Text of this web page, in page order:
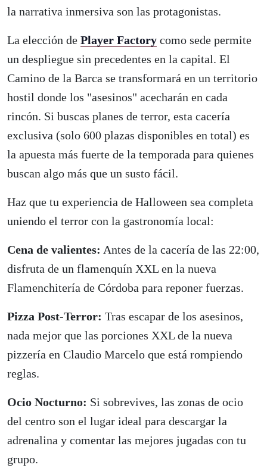
la narrativa inmersiva son las protagonistas.
La elección de Player Factory como sede permite
un despliegue sin precedentes en la capital. El
Camino de la Barca se transformará en un territorio
hostil donde los "asesinos" acecharán en cada
rincón. Si buscas planes de terror, esta cacería
exclusiva (solo 600 plazas disponibles en total) es
la apuesta más fuerte de la temporada para quienes
buscan algo más que un susto fácil.
Haz que tu experiencia de Halloween sea completa
uniendo el terror con la gastronomía local:
Cena de valientes: Antes de la cacería de las 22:00,
disfruta de un flamenquín XXL en la nueva
Flamenchitería de Córdoba para reponer fuerzas.
Pizza Post-Terror: Tras escapar de los asesinos,
nada mejor que las porciones XXL de la nueva
pizzería en Claudio Marcelo que está rompiendo
reglas.
Ocio Nocturno: Si sobrevives, las zonas de ocio
del centro son el lugar ideal para descargar la
adrenalina y comentar las mejores jugadas con tu
grupo.